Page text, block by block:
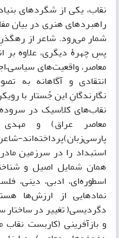
نقاب، یکی از شگردهای
راهبردهای هنری در بیان
شمار می‌رود. شاعر از
پسِ چهرۀ دیگری، علاوه بر
معاصر، واقعیت‌های
انتقادی و آگاهانه به
نگارندگانِ این جُستار با
نقاب‌های کلاسیک در
معاصر عراق) و مهدی
پارسی‌زبان)پرداخته‌اند-
استبداد را در سرزمین
همان شمایل اصیل و
اسطوره‌ای، ادبی، دینی،
نمادهایی از ارزش‌ها
دگردیسی( تغییر در ساختار
و بازآفرینی (کاربست نقاب